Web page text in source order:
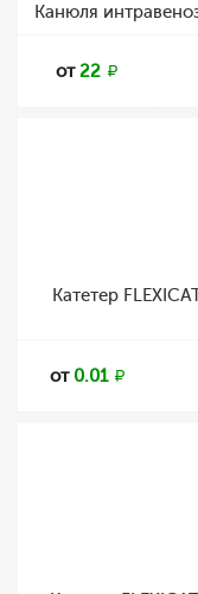
Канюля
от22
Катетер
от 0.01